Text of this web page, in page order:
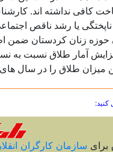
شناخت کافی نداشته
یا رشد ناقص
حوزه زنان کردستان
طلاق را در سال های
سازمان کارگران